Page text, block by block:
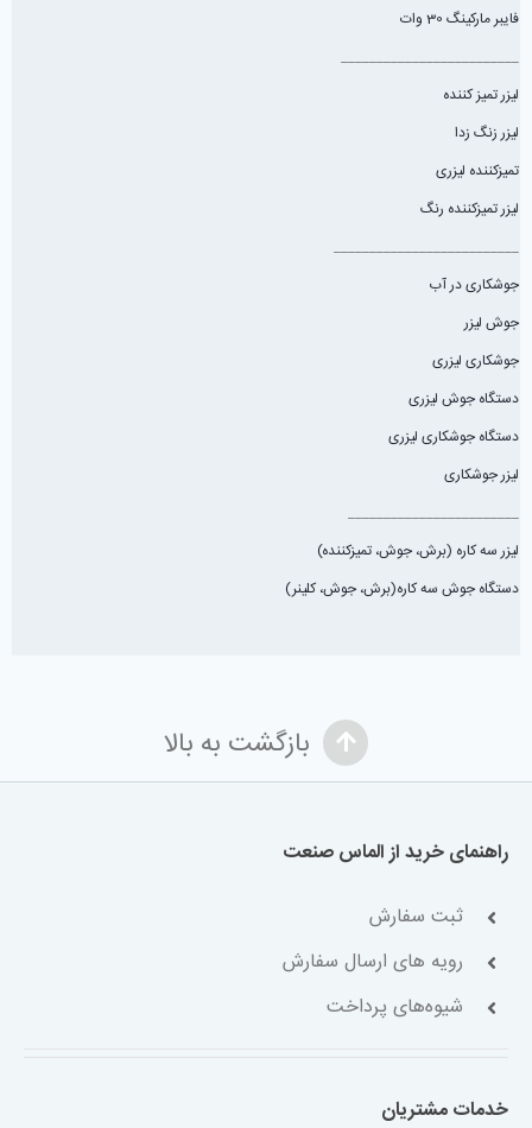
فایبر مارکینگ 30 وات
_________________________
لیزر تمیز کننده
لیزر زنگ زدا
تمیزکننده لیزری
لیزر تمیزکننده رنگ
__________________________
جوشکاری در آب
جوش لیزر
جوشکاری لیزری
دستگاه جوش لیزری
دستگاه جوشکاری لیزری
لیزر جوشکاری
________________________
لیزر سه کاره (برش، جوش، تميزكننده)
دستگاه جوش سه کاره(برش، جوش، کلینر)
بازگشت به بالا
راهنمای خرید از الماس صنعت
ثبت سفارش
رویه های ارسال سفارش
شیوه‌های پرداخت
خدمات مشتریان